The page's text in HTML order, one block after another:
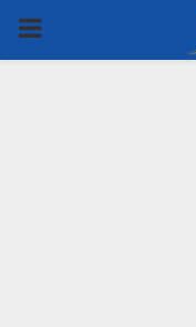
PRIMARY